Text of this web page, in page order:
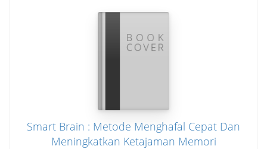
Smart Brain : Metode Menghafal Cepat Dan
Meningkatkan Ketajaman Memori